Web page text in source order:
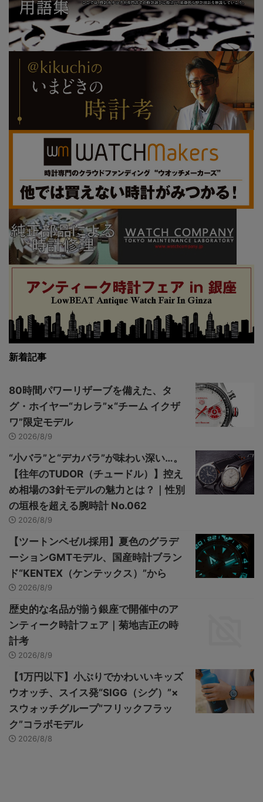
新着記事
80時間パワーリザーブを備えた、タ
グ・ホイヤー“カレラ”×“チーム イクザ
ワ”限定モデル
2026/8/9
“小バラ”と“デカバラ”が味わい深い…。
【往年のTUDOR（チュードル）】控え
め相場の3針モデルの魅力とは？｜性別
の垣根を超える腕時計 No.062
2026/8/9
【ツートンベゼル採用】夏色のグラデ
ーションGMTモデル、国産時計ブラン
ド“KENTEX（ケンテックス）”から
2026/8/9
歴史的な名品が揃う銀座で開催中のア
ンティーク時計フェア｜菊地吉正の時
計考
2026/8/9
【1万円以下】小ぶりでかわいいキッズ
ウオッチ、スイス発“SIGG（シグ）”×
スウォッチグループ“フリックフラッ
ク”コラボモデル
2026/8/8